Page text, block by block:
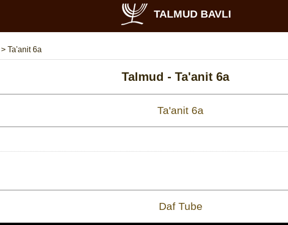
TALMUD BAVLI
> Ta'anit 6a
Talmud - Ta'anit 6a